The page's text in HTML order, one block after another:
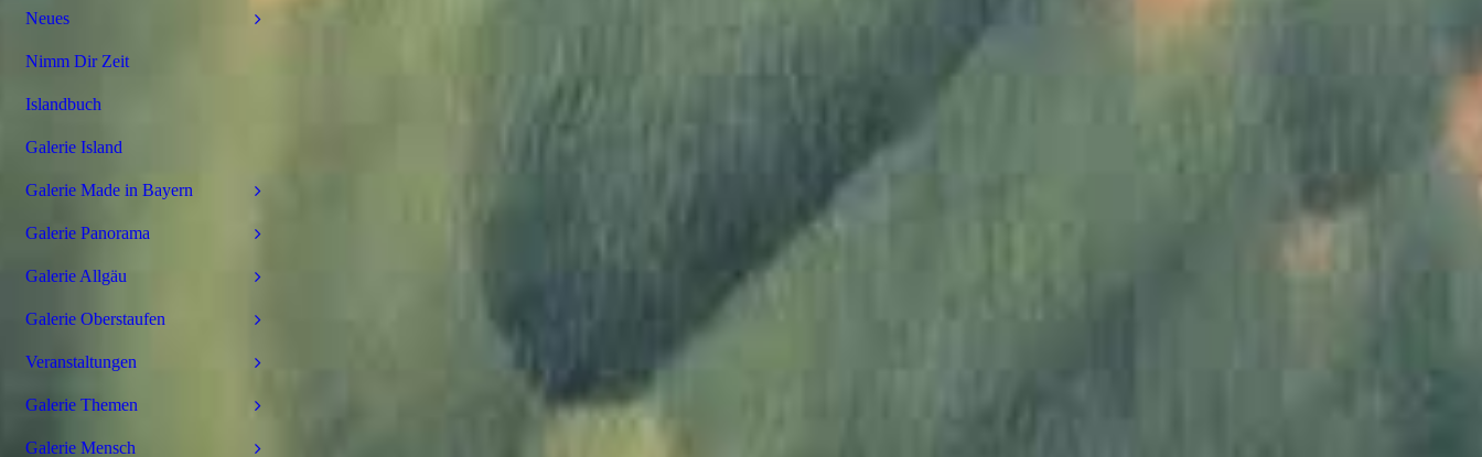
Neues
Nimm Dir Zeit
Islandbuch
Galerie Island
Galerie Made in Bayern
Galerie Panorama
Galerie Allgäu
Galerie Oberstaufen
Veranstaltungen
Galerie Themen
Galerie Mensch